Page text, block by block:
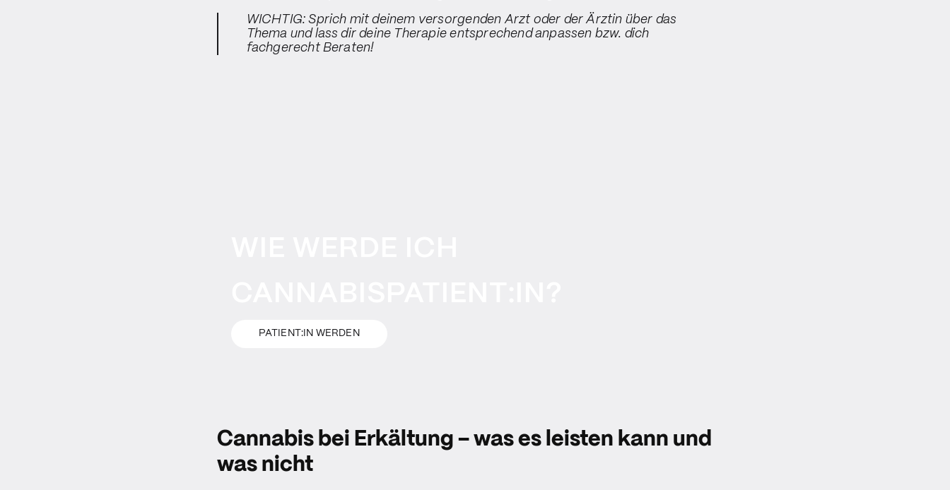
WICHTIG: Sprich mit deinem versorgenden Arzt oder der Ärztin über das
Thema und lass dir deine Therapie entsprechend anpassen bzw. dich
fachgerecht Beraten!
PATIENT:IN WERDEN
Cannabis bei Erkältung – was es leisten kann und
was nicht